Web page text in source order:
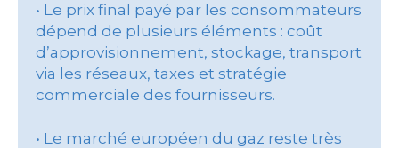
• Le prix final payé par les consommateurs
dépend de plusieurs éléments : coût
d’approvisionnement, stockage, transport
via les réseaux, taxes et stratégie
commerciale des fournisseurs.
• Le marché européen du gaz reste très